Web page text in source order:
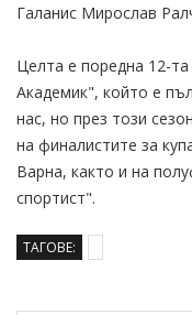
Галанис Мирослав
Целта е поредна 12-
Академик", който е
нас, но през този
на финалистите за
Варна, както и на
спортист".
ТАГОВЕ: